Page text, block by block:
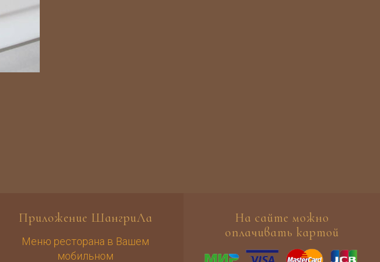
Приложение ШангриЛа
Меню ресторана в Вашем
мобильном
На сайте можно
оплачивать картой